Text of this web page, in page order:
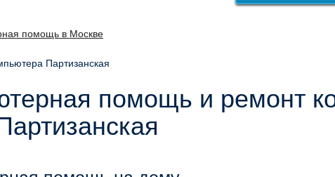
помощь в Москве
Партизанская
помощь и ремонт